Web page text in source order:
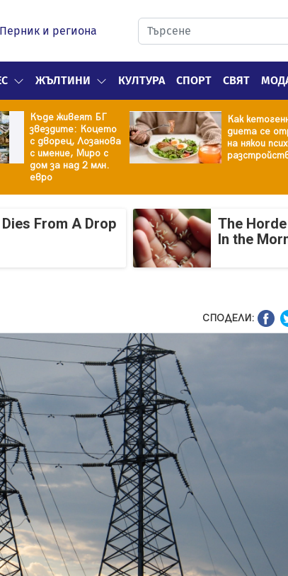
и региона
ЖЪЛТИНИ КУЛТУРА СПОРТ СВЯТ
Къде живеят БГ
звездите: Коцето
с дворец, Лозанова
с имение, Миро с
дом за над 2 млн.
евро
Как
диета се
на някои
From A Drop
The
In the
СПОДЕЛИ: